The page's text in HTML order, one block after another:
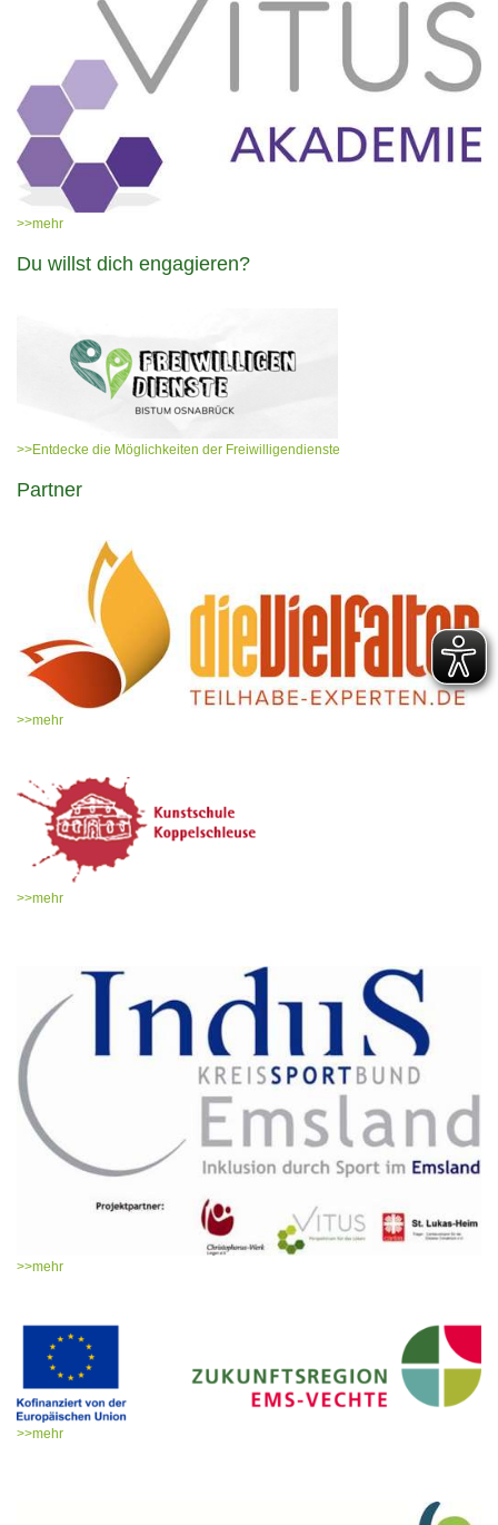
>>mehr
Du willst dich engagieren?
>>Entdecke die Möglichkeiten der Freiwilligendienste
Partner
>>mehr
>>mehr
>>mehr
>>mehr